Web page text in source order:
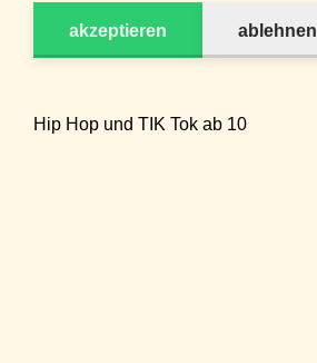
akzeptieren ablehnen
Hip Hop und TIK Tok ab 10